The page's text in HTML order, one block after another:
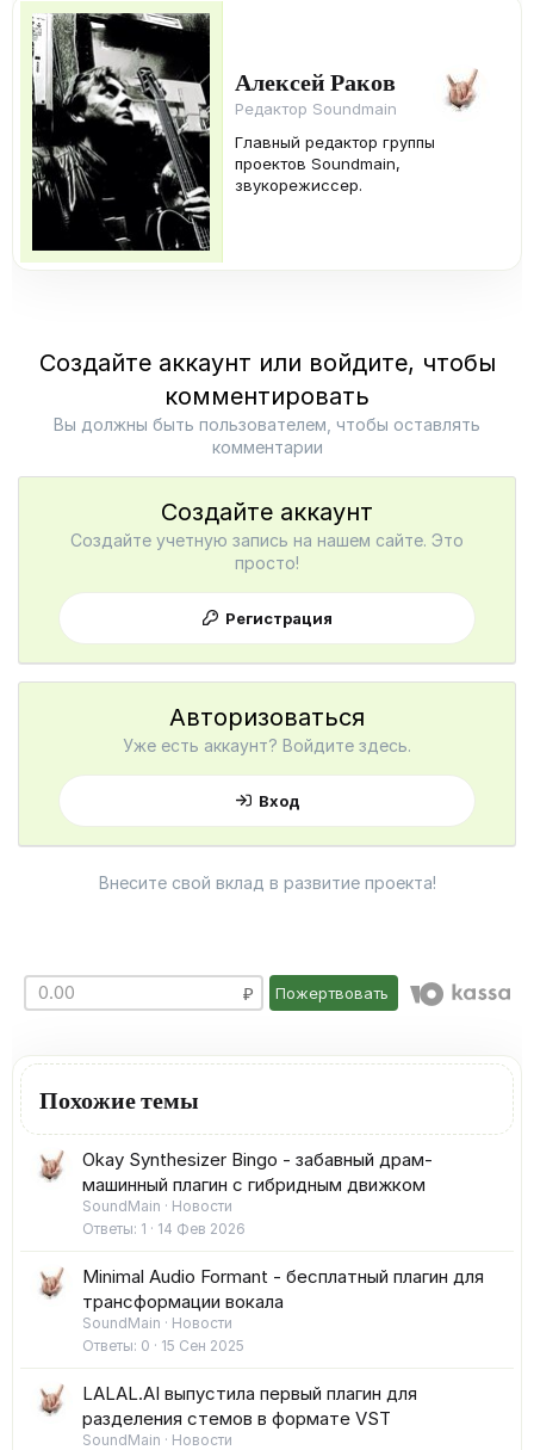
Алексей Раков
Редактор Soundmain
Главный редактор группы
проектов Soundmain,
звукорежиссер.
Создайте аккаунт или войдите, чтобы
комментировать
Вы должны быть пользователем, чтобы оставлять
комментарии
Создайте аккаунт
Создайте учетную запись на нашем сайте. Это
просто!
Регистрация
Авторизоваться
Уже есть аккаунт? Войдите здесь.
Вход
Внесите свой вклад в развитие проекта!
Пожертвовать
Похожие темы
Okay Synthesizer Bingo - забавный драм-
машинный плагин с гибридным движком
SoundMain
Новости
Ответы 1 14 Фев 2026
Minimal Audio Formant - бесплатный плагин для
трансформации вокала
SoundMain
Новости
Ответы 0 15 Сен 2025
LALAL.AI выпустила первый плагин для
разделения стемов в формате VST
SoundMain
Новости